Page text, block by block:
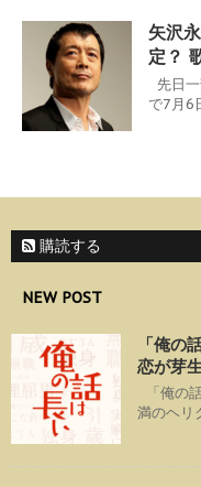
矢沢
定？
先日
で7月6
購読する
NEW POST
「俺の
恋が芽
「俺の
満のヘリ